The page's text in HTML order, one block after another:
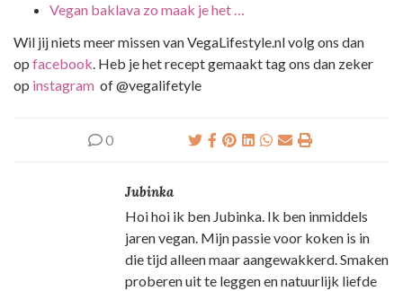
Vegan baklava zo maak je het …
Wil jij niets meer missen van VegaLifestyle.nl volg ons dan
op facebook. Heb je het recept gemaakt tag ons dan zeker
op instagram of @vegalifetyle
0
Jubinka
Hoi hoi ik ben Jubinka. Ik ben inmiddels
jaren vegan. Mijn passie voor koken is in
die tijd alleen maar aangewakkerd. Smaken
proberen uit te leggen en natuurlijk liefde